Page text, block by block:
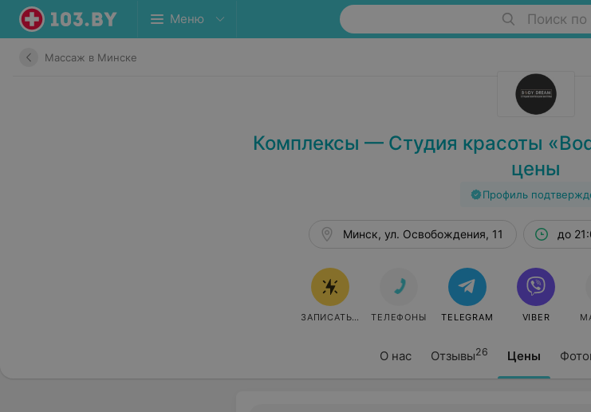
Меню Поиск по
Массаж в Минске
Комплексы — Студия красоты
цены
Профиль
О нас Отзывы26 Цены
Минск, ул. Освобождения, 11 до
ЗАПИСАТЬСЯ ТЕЛЕФОНЫ TELEGRAM VIBER